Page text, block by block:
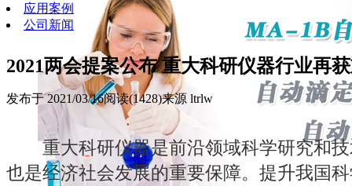
应用案例
公司新闻
2021两会提案公布 重大科研仪器行业再
发布于 2021/03/16阅读(1428)来源 ltrlw
重大科研仪器是前沿领域科学研究和
也是经济社会发展的重要保障。提升我国